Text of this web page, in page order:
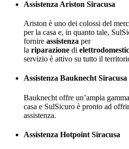
Assistenza Ariston Siracusa
Ariston è uno dei colossi del
per la casa e, in quanto tale,
fornire assistenza per
la riparazione di
servizio è attivo su tutto il
Assistenza Bauknecht Siracusa
Bauknecht offre un’ampia
casa e SulSicuro è pronto ad
assistenza.
Assistenza Hotpoint Siracusa